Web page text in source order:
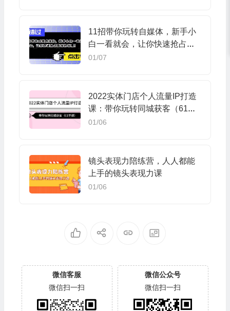
11招带你玩转自媒体，新手小
白一看就会，让你快速抢占自
媒体流量
01/07
2022实体门店个人流量IP打造
课：带你玩转同城获客（61节
课）
01/06
镜头表现力陪练营，人人都能
上手的镜头表现力课
01/06
微信客服
微信扫一扫
微信公众号
微信扫一扫